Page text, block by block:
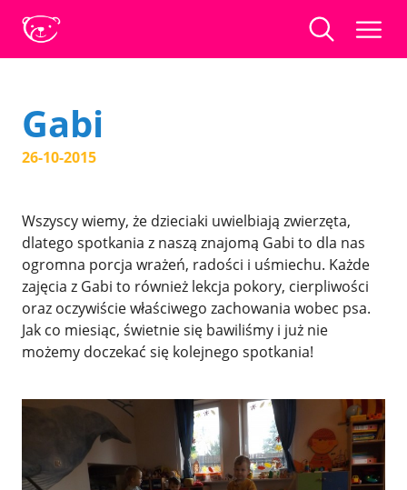
Gabi
26-10-2015
Wszyscy wiemy, że dzieciaki uwielbiają zwierzęta,
dlatego spotkania z naszą znajomą Gabi to dla nas
ogromna porcja wrażeń, radości i uśmiechu. Każde
zajęcia z Gabi to również lekcja pokory, cierpliwości
oraz oczywiście właściwego zachowania wobec psa.
Jak co miesiąc, świetnie się bawiliśmy i już nie
możemy doczekać się kolejnego spotkania!